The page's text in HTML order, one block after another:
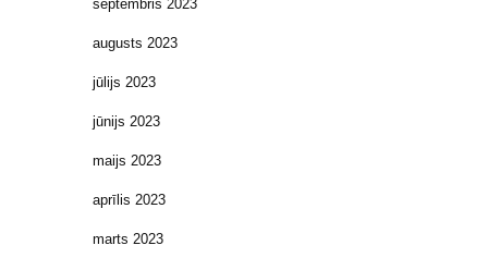
septembris 2023
augusts 2023
jūlijs 2023
jūnijs 2023
maijs 2023
aprīlis 2023
marts 2023